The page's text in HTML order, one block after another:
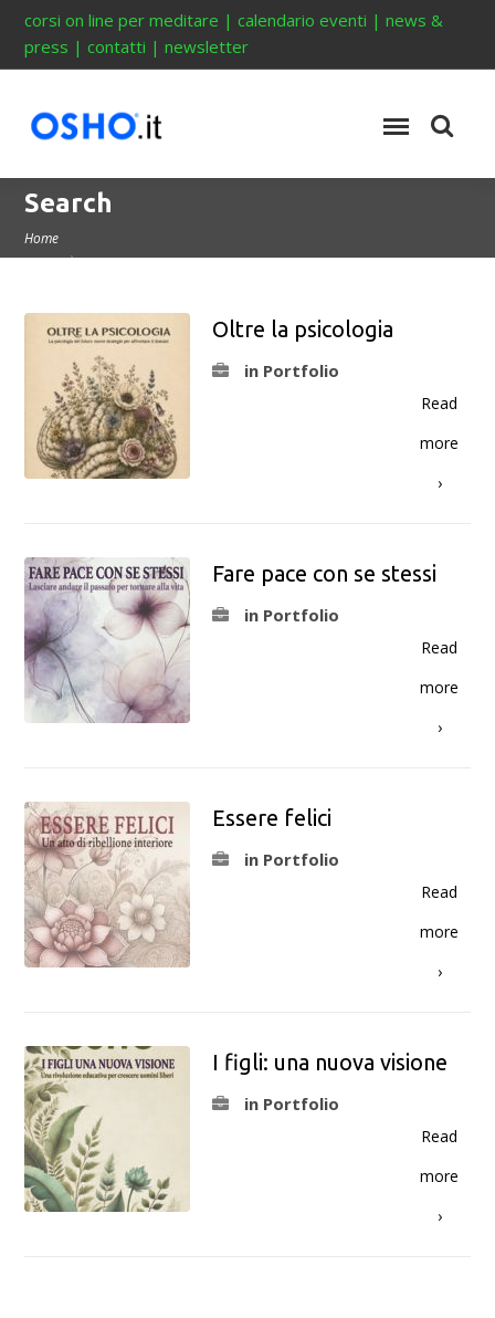
corsi on line per meditare |calendario eventi |news &
press |contatti |newsletter
Search
Home
Oltre la psicologia
in Portfolio
Read
more
›
Fare pace con se stessi
in Portfolio
Read
more
›
Essere felici
in Portfolio
Read
more
›
I figli: una nuova visione
in Portfolio
Read
more
›